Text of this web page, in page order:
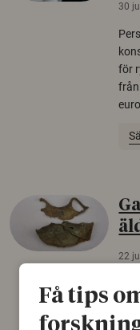
30
för
22
Få tips